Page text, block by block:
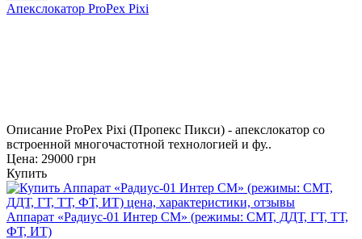
Апекслокатор ProPex Pixi
Описание ProPex Pixi (Пропекс Пикси) - апекслокатор со
встроенной многочастотной технологией и фу..
Цена: 29000 грн
Купить
Аппарат «Радиус-01 Интер СМ» (режимы: СМТ, ДДТ, ГТ, ТТ,
ФТ, ИТ)